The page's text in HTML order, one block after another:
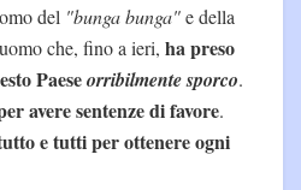
del "bunga bunga"e della
che, fino a ieri, ha preso
Paeseorribilmente sporco.
avere sentenze di favore.
e tutti per ottenere ogni